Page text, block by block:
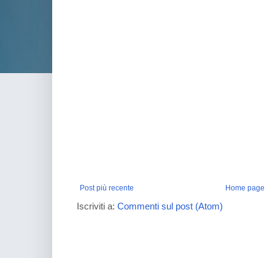
Post più recente Home page
Iscriviti a: Commenti sul post (Atom)